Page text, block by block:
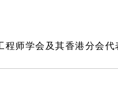
师学会及其香港分会代